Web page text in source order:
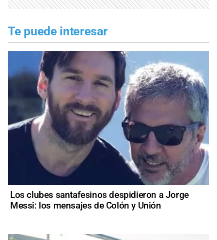
Te puede interesar
Los clubes santafesinos despidieron a Jorge
Messi: los mensajes de Colón y Unión